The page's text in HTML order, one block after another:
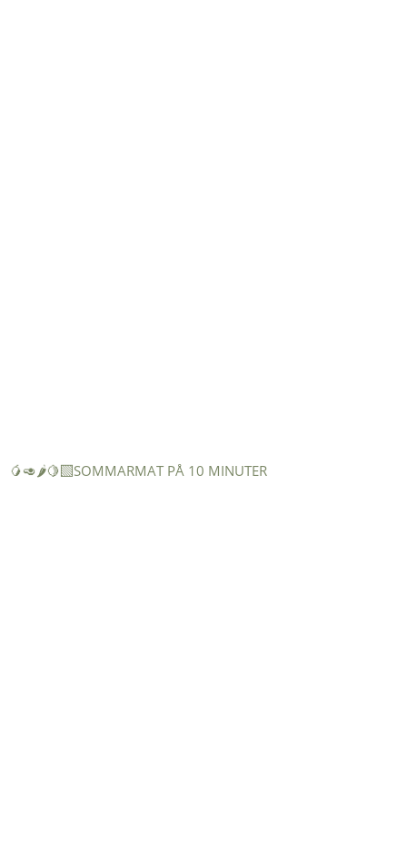
🥭🥑🌶️🍋‍🟩SOMMARMAT PÅ 10 MINUTER